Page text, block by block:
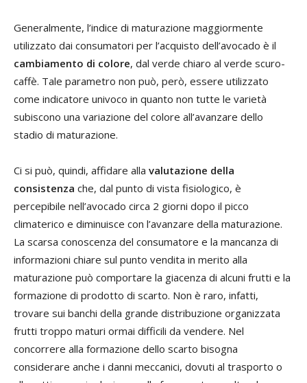
Generalmente, l’indice di maturazione maggiormente
utilizzato dai consumatori per l’acquisto dell’avocado è il
cambiamento di colore, dal verde chiaro al verde scuro-
caffè. Tale parametro non può, però, essere utilizzato
come indicatore univoco in quanto non tutte le varietà
subiscono una variazione del colore all’avanzare dello
stadio di maturazione.
Ci si può, quindi, affidare alla valutazione della
consistenza che, dal punto di vista fisiologico, è
percepibile nell’avocado circa 2 giorni dopo il picco
climaterico e diminuisce con l’avanzare della maturazione.
La scarsa conoscenza del consumatore e la mancanza di
informazioni chiare sul punto vendita in merito alla
maturazione può comportare la giacenza di alcuni frutti e la
formazione di prodotto di scarto. Non è raro, infatti,
trovare sui banchi della grande distribuzione organizzata
frutti troppo maturi ormai difficili da vendere. Nel
concorrere alla formazione dello scarto bisogna
considerare anche i danni meccanici, dovuti al trasporto o